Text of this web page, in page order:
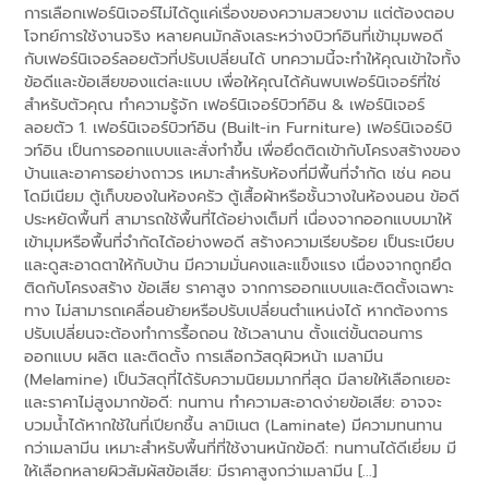
การเลือกเฟอร์นิเจอร์ไม่ได้ดูแค่เรื่องของความสวยงาม แต่ต้องตอบ
โจทย์การใช้งานจริง หลายคนมักลังเลระหว่างบิวท์อินที่เข้ามุมพอดี
กับเฟอร์นิเจอร์ลอยตัวที่ปรับเปลี่ยนได้ บทความนี้จะทำให้คุณเข้าใจทั้ง
ข้อดีและข้อเสียของแต่ละแบบ เพื่อให้คุณได้ค้นพบเฟอร์นิเจอร์ที่ใช่
สำหรับตัวคุณ ทำความรู้จัก เฟอร์นิเจอร์บิวท์อิน & เฟอร์นิเจอร์
ลอยตัว 1. เฟอร์นิเจอร์บิวท์อิน (Built-in Furniture) เฟอร์นิเจอร์บิ
วท์อิน เป็นการออกแบบและสั่งทำขึ้น เพื่อยึดติดเข้ากับโครงสร้างของ
บ้านและอาคารอย่างถาวร เหมาะสำหรับห้องที่มีพื้นที่จำกัด เช่น คอน
โดมีเนียม ตู้เก็บของในห้องครัว ตู้เสื้อผ้าหรือชั้นวางในห้องนอน ข้อดี
ประหยัดพื้นที่ สามารถใช้พื้นที่ได้อย่างเต็มที่ เนื่องจากออกแบบมาให้
เข้ามุมหรือพื้นที่จำกัดได้อย่างพอดี สร้างความเรียบร้อย เป็นระเบียบ
และดูสะอาดตาให้กับบ้าน มีความมั่นคงและแข็งแรง เนื่องจากถูกยึด
ติดกับโครงสร้าง ข้อเสีย ราคาสูง จากการออกแบบและติดตั้งเฉพาะ
ทาง ไม่สามารถเคลื่อนย้ายหรือปรับเปลี่ยนตำแหน่งได้ หากต้องการ
ปรับเปลี่ยนจะต้องทำการรื้อถอน ใช้เวลานาน ตั้งแต่ขั้นตอนการ
ออกแบบ ผลิต และติดตั้ง การเลือกวัสดุผิวหน้า เมลามีน
(Melamine) เป็นวัสดุที่ได้รับความนิยมมากที่สุด มีลายให้เลือกเยอะ
และราคาไม่สูงมากข้อดี: ทนทาน ทำความสะอาดง่ายข้อเสีย: อาจจะ
บวมน้ำได้หากใช้ในที่เปียกชื้น ลามิเนต (Laminate) มีความทนทาน
กว่าเมลามีน เหมาะสำหรับพื้นที่ที่ใช้งานหนักข้อดี: ทนทานได้ดีเยี่ยม มี
ให้เลือกหลายผิวสัมผัสข้อเสีย: มีราคาสูงกว่าเมลามีน […]